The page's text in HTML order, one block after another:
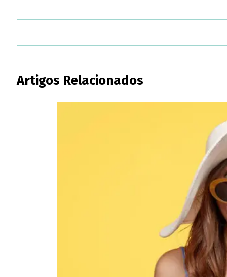
Artigos Relacionados